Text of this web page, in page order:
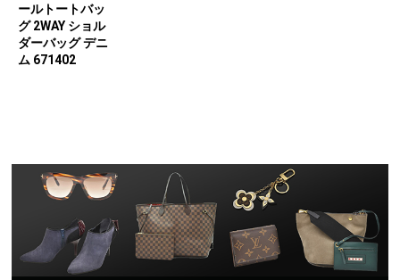
ールトートバッ
グ 2WAY ショル
ダーバッグ デニ
ム 671402